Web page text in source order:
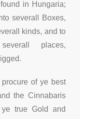
in Hungaria;
severall Boxes,
kinds, and to
places,
of ye best
the Cinnabaris
true Gold and